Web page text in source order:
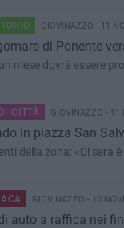
GIOVINAZZO - 11
di Ponente
mese dovrà essere
CITTÀ GIOVINAZZO - 11
in piazza San
della zona: «Di sera
GIOVINAZZO - 10
auto a raffica nei